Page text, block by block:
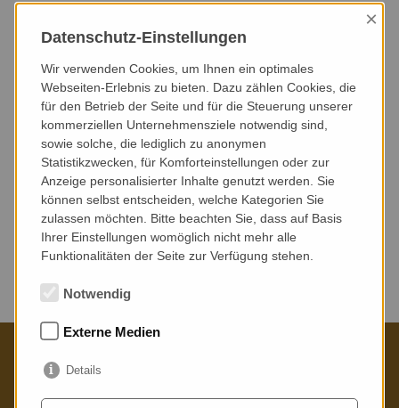
NÄCHSTER MONAT
NÄCHSTE 3 MONATE NÄCHSTE 6 MONATE DIESES JAHR
VERANSTALTUNGSART VERANSTALTUNGSORT
Keine Veranstaltungen gefunden.
Kontaktieren Sie uns gern
Datenschutz-Einstellungen
×
Wir verwenden Cookies, um Ihnen ein optimales
Webseiten-Erlebnis zu bieten. Dazu zählen Cookies, die
für den Betrieb der Seite und für die Steuerung unserer
kommerziellen Unternehmensziele notwendig sind,
sowie solche, die lediglich zu anonymen
Statistikzwecken, für Komforteinstellungen oder zur
Anzeige personalisierter Inhalte genutzt werden. Sie
können selbst entscheiden, welche Kategorien Sie
zulassen möchten. Bitte beachten Sie, dass auf Basis
Ihrer Einstellungen womöglich nicht mehr alle
Funktionalitäten der Seite zur Verfügung stehen.
Notwendig
Externe Medien
Details